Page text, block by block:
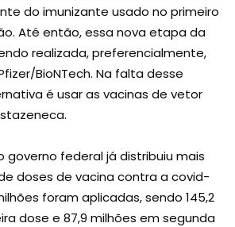
do imunizante usado no primeiro
Até então, essa nova etapa da
realizada, preferencialmente,
BioNTech. Na falta desse
é usar as vacinas de vetor
governo federal já distribuiu mais
doses de vacina contra a covid-
foram aplicadas, sendo 145,2
dose e 87,9 milhões em segunda